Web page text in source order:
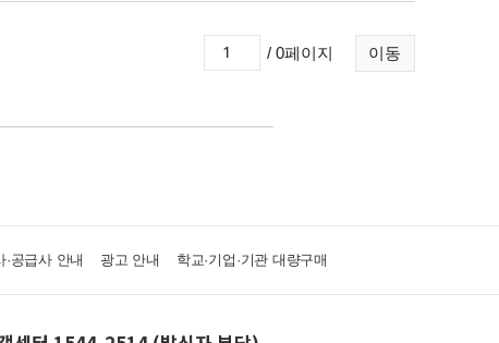
이동
/ 0페이지
·공급사 안내 광고 안내 학교·기업·기관 대량구매